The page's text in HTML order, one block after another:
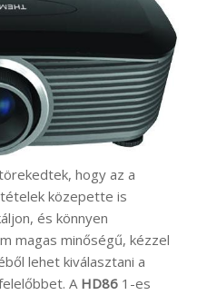
hogy az a
közepette is
és könnyen
magas minőségű, kézzel
lehet kiválasztani a
A HD86 1-es